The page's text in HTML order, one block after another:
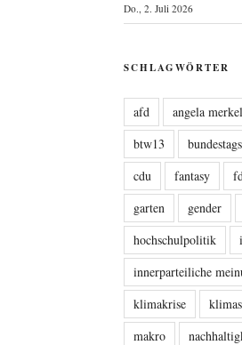
Do., 2. Juli 2026
SCHLAGWÖRTER
afd angela merkel
btw13
cdu
fantasy
garten
gender
hochschulpolitik
innerparteiliche
klimakrise
makro